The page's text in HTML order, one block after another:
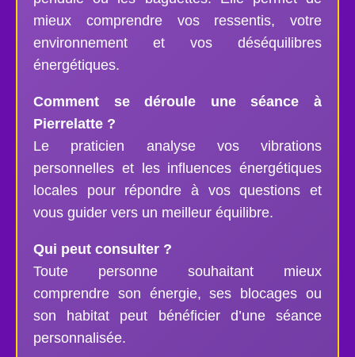
mieux comprendre vos ressentis, votre
environnement et vos déséquilibres
énergétiques.
Comment se déroule une séance à
Pierrelatte ?
Le praticien analyse vos vibrations
personnelles et les influences énergétiques
locales pour répondre à vos questions et
vous guider vers un meilleur équilibre.
Qui peut consulter ?
Toute personne souhaitant mieux
comprendre son énergie, ses blocages ou
son habitat peut bénéficier d’une séance
personnalisée.